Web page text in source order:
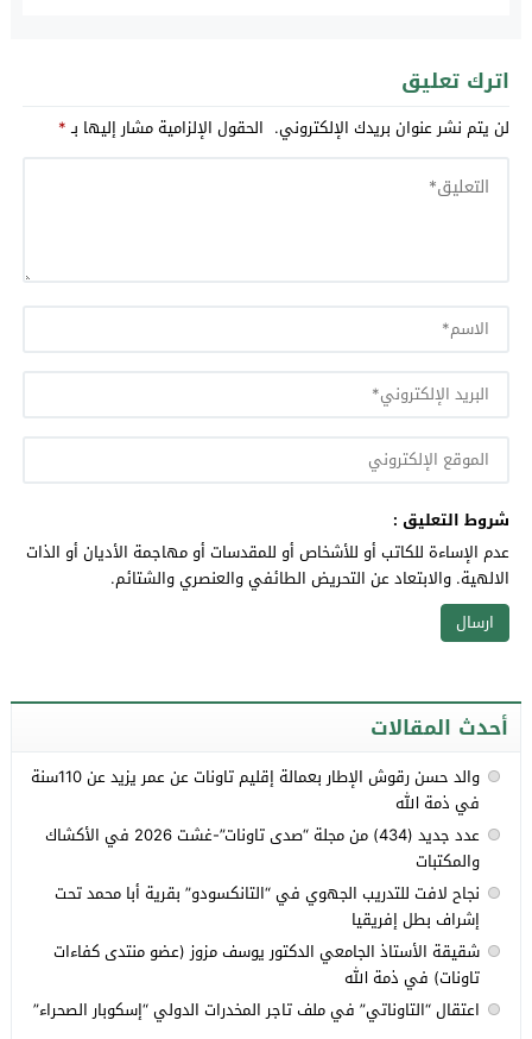
اترك تعليق
لن يتم نشر عنوان بريدك الإلكتروني. الحقول الإلزامية مشار إليها بـ*
شروط التعليق :
عدم الإساءة للكاتب أو للأشخاص أو للمقدسات أو مهاجمة الأديان أو الذات
الالهية. والابتعاد عن التحريض الطائفي والعنصري والشتائم.
أحدث المقالات
والد حسن رقوش الإطار بعمالة إقليم تاونات عن عمر يزيد عن 110سنة
في ذمة الله
عدد جديد (434) من مجلة “صدى تاونات”-غشت 2026 في الأكشاك
والمكتبات
نجاح لافت للتدريب الجهوي في “التانكسودو” بقرية أبا محمد تحت
إشراف بطل إفريقيا
شقيقة الأستاذ الجامعي الدكتور يوسف مزوز (عضو منتدى كفاءات
تاونات) في ذمة الله
اعتقال “التاوناتي” في ملف تاجر المخدرات الدولي “إسكوبار الصحراء”